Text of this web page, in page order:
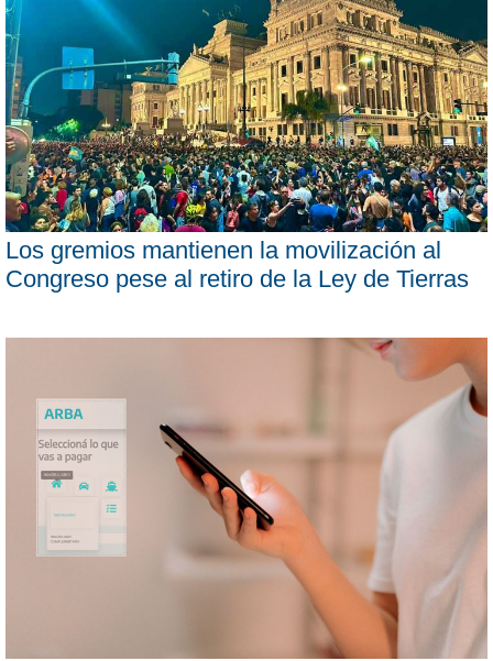
Los gremios mantienen la movilización al
Congreso pese al retiro de la Ley de Tierras